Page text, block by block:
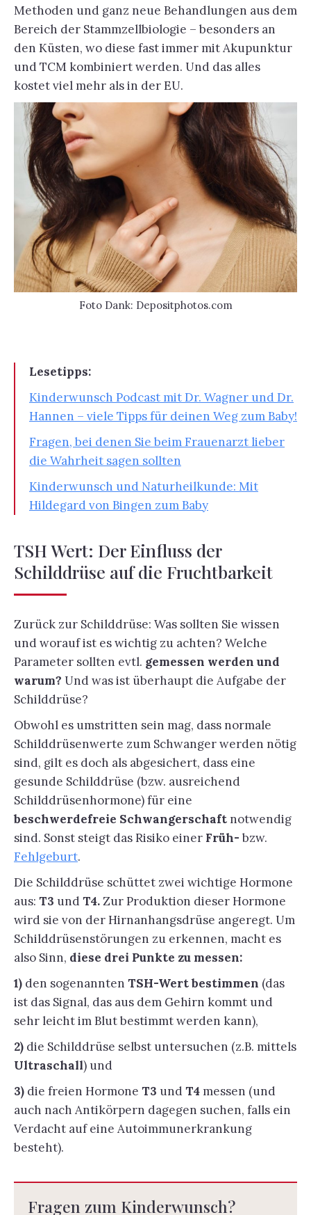
Methoden und ganz neue Behandlungen aus dem
Bereich der Stammzellbiologie – besonders an
den Küsten, wo diese fast immer mit Akupunktur
und TCM kombiniert werden. Und das alles
kostet viel mehr als in der EU.
Foto Dank: Depositphotos.com
Lesetipps:
Kinderwunsch Podcast mit Dr. Wagner und Dr.
Hannen – viele Tipps für deinen Weg zum Baby!
Fragen, bei denen Sie beim Frauenarzt lieber
die Wahrheit sagen sollten
Kinderwunsch und Naturheilkunde: Mit
Hildegard von Bingen zum Baby
TSH Wert: Der Einfluss der
Schilddrüse auf die Fruchtbarkeit
Zurück zur Schilddrüse: Was sollten Sie wissen
und worauf ist es wichtig zu achten? Welche
Parameter sollten evtl. gemessen werden und
warum? Und was ist überhaupt die Aufgabe der
Schilddrüse?
Obwohl es umstritten sein mag, dass normale
Schilddrüsenwerte zum Schwanger werden nötig
sind, gilt es doch als abgesichert, dass eine
gesunde Schilddrüse (bzw. ausreichend
Schilddrüsenhormone) für eine
beschwerdefreie Schwangerschaft notwendig
sind. Sonst steigt das Risiko einer Früh- bzw.
Fehlgeburt.
Die Schilddrüse schüttet zwei wichtige Hormone
aus: T3 undT4.Zur Produktion dieser Hormone
wird sie von der Hirnanhangsdrüse angeregt. Um
Schilddrüsenstörungen zu erkennen, macht es
also Sinn, diese drei Punkte zu messen:
1) den sogenannten TSH-Wert bestimmen (das
ist das Signal, das aus dem Gehirn kommt und
sehr leicht im Blut bestimmt werden kann),
2) die Schilddrüse selbst untersuchen (z.B. mittels
Ultraschall) und
3) die freien Hormone T3 undT4 messen (und
auch nach Antikörpern dagegen suchen, falls ein
Verdacht auf eine Autoimmunerkrankung
besteht).
Fragen zum Kinderwunsch?